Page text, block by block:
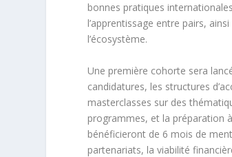
bonnes pratiques
l’apprentissage entre pairs,
l’écosystème.
Une première cohorte sera
candidatures, les structures
masterclasses sur des
programmes, et la préparation
bénéficieront de 6 mois de
partenariats, la viabilité